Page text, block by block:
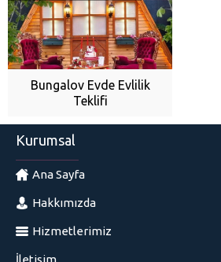
Bungalov Evde Evlilik
Teklifi
Kurumsal
Ana Sayfa
Hakkımızda
Hizmetlerimiz
İletişim